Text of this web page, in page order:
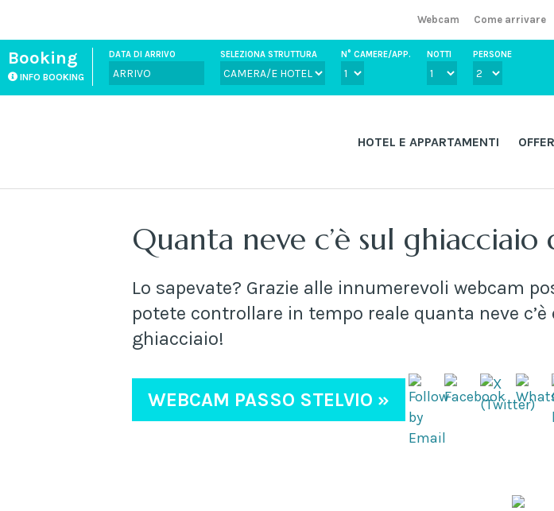
Webcam Come arrivare
Booking
INFO BOOKING
DATA DI ARRIVO SELEZIONA STRUTTURA N° CAMERE/APP. NOTTI PERSONE
HOTEL E APPARTAMENTI
Quanta neve c’è sul ghiacciaio
Lo sapevate? Grazie alle innumerevoli webcam
potete controllare in tempo reale quanta neve
ghiacciaio!
WEBCAM PASSO STELVIO »